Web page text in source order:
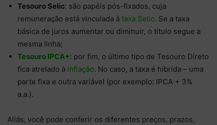
Tesouro Selic: são papéis pós-fixados, cuja
remuneração está vinculada à taxa Selic. Se a taxa
básica de juros aumentar ou diminuir, o título segue a
mesma linha;
Tesouro IPCA+: por fim, o último tipo de Tesouro Direto
fica atrelado à inflação. No caso, a taxa é híbrida – uma
parte fixa e outra variável (por exemplo: IPCA + 3%
a.a.).
Aliás, você pode conferir os diferentes preços, prazos,